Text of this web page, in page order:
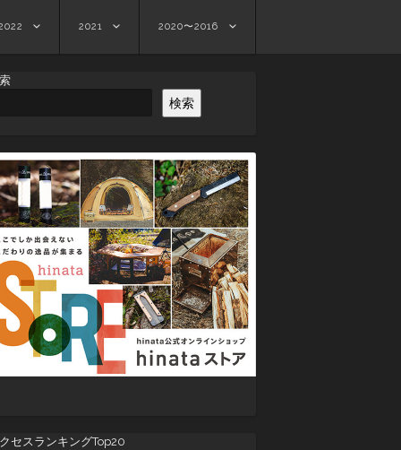
2021 2020〜2016
検索
セスランキングTop20